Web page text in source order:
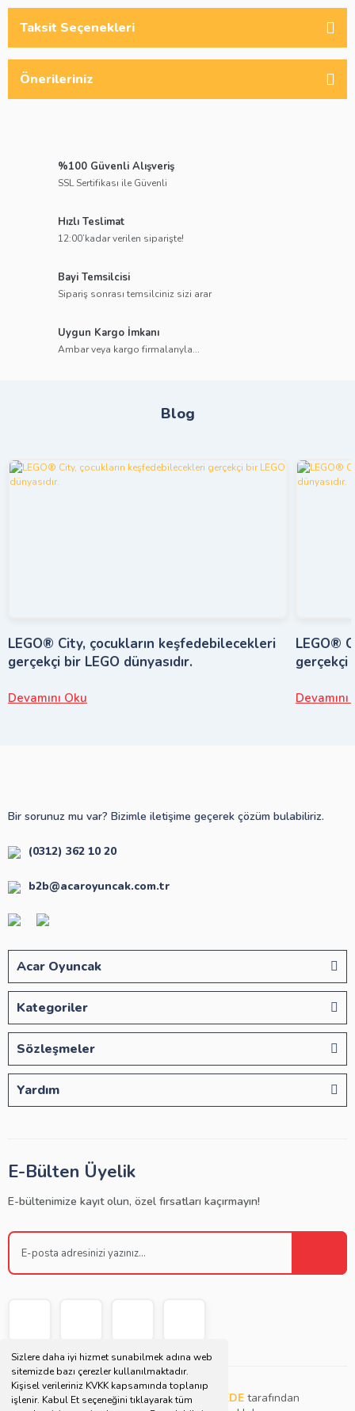
Sizlere daha iyi hizmet sunabilmek adına web
sitemizde bazı çerezler kullanılmaktadır.
Kişisel verileriniz KVKK kapsamında toplanıp
işlenir. Kabul Et seçeneğini tıklayarak tüm
Taksit Seçenekleri
Önerileriniz
%100 Güvenli Alışveriş
SSL Sertifikası ile Güvenli
Hızlı Teslimat
12:00’kadar verilen siparişte!
Bayi Temsilcisi
Sipariş sonrası temsilciniz sizi arar
Uygun Kargo İmkanı
Ambar veya kargo firmalarıyla...
Blog
LEGO® City, çocukların keşfedebilecekleri
gerçekçi bir LEGO dünyasıdır.
Devamını Oku
LEGO®
gerçekçi
Devamını
Bir sorunuz mu var? Bizimle iletişime geçerek çözüm bulabiliriz.
(0312) 362 10 20
b2b@acaroyuncak.com.tr
Acar Oyuncak
Kategoriler
Sözleşmeler
Yardım
E-Bülten Üyelik
E-bültenimize kayıt olun, özel fırsatları kaçırmayın!
Copyright © 2021 | Bu websitesiMüjdat DEDE tarafından